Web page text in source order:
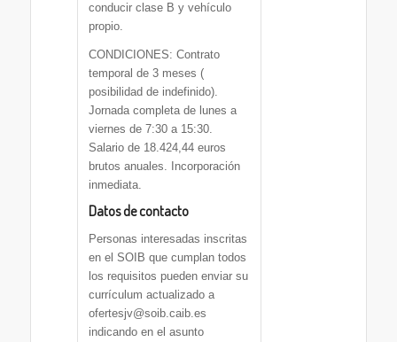
conducir clase B y vehículo
propio.
CONDICIONES: Contrato
temporal de 3 meses (
posibilidad de indefinido).
Jornada completa de lunes a
viernes de 7:30 a 15:30.
Salario de 18.424,44 euros
brutos anuales. Incorporación
inmediata.
Datos de contacto
Personas interesadas inscritas
en el SOIB que cumplan todos
los requisitos pueden enviar su
currículum actualizado a
ofertesjv@soib.caib.es
indicando en el asunto